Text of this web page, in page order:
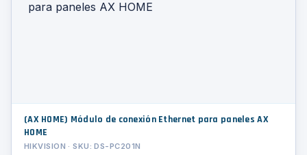
(AX HOME) Módulo de conexión Ethernet para paneles AX
HOME
HIKVISION · SKU: DS-PC201N